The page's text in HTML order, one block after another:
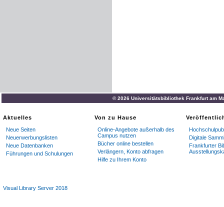
© 2026 Universitätsbibliothek Frankfurt am
Aktuelles
Neue Seiten
Neuerwerbungslisten
Neue Datenbanken
Führungen und Schulungen
Von zu Hause
Online-Angebote außerhalb des
Campus nutzen
Bücher online bestellen
Verlängern, Konto abfragen
Hilfe zu Ihrem Konto
Digitale
Frankfurter
Visual Library Server 2018